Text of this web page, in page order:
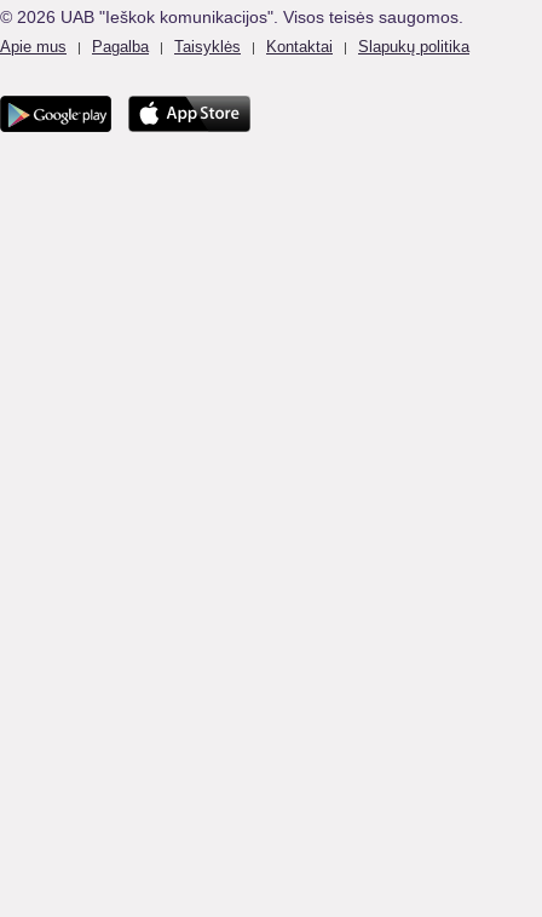
© 2026 UAB "Ieškok komunikacijos". Visos teisės saugomos.
Apie mus | Pagalba | Taisyklės | Kontaktai | Slapukų politika